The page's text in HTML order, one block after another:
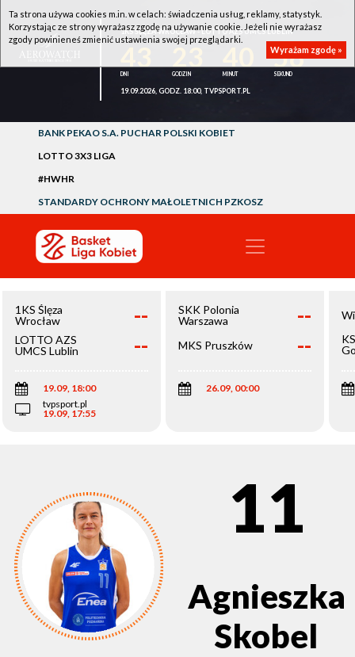
1KS ŚLĘZA WROCŁAW - LOTTO AZS UMCS LUBLIN
58
19.09.2026, GODZ. 18:00, TVPSPORT.PL
BANK PEKAO S.A. PUCHAR POLSKI KOBIET
LOTTO 3X3 LIGA
#HWHR
STANDARDY OCHRONY MAŁOLETNICH PZKOSZ
1KS Ślęza
Wrocław
--
LOTTO AZS
UMCS Lublin
--
19.09, 18:00
tvpsport.pl
19.09, 17:55
SKK Polonia
Warszawa
--
MKS Pruszków --
26.09, 00:00
11
Agnieszka
Skobel
Ta strona używa cookies m.in. w celach: świadczenia usług, reklamy, statystyk.
Korzystając ze strony wyrażasz zgodę na używanie cookie. Jeżeli nie wyrażasz
zgody powinieneś zmienić ustawienia swojej przeglądarki.
Wyrażam zgodę »